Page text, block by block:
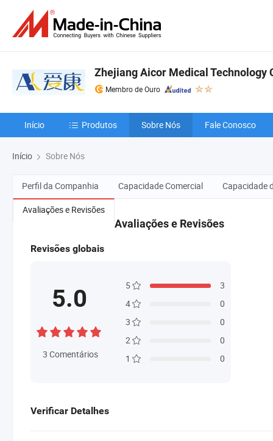
Zhejiang Aicor Medical Technology
Membro de Ouro
Início Produtos Sobre Nós Fale Conosco
Início Sobre Nós
Perfil da Companhia Capacidade Comercial Capacidade
Avaliações e Revisões
Avaliações e Revisões
Revisões globais
5.0
3 Comentários
5
3
4
0
3
0
2
0
1
0
Verificar Detalhes